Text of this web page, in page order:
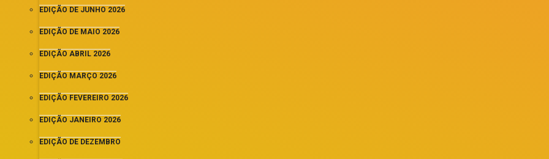
EDIÇÃO DE JUNHO 2026
EDIÇÃO DE MAIO 2026
EDIÇÃO ABRIL 2026
EDIÇÃO MARÇO 2026
EDIÇÃO FEVEREIRO 2026
EDIÇÃO JANEIRO 2026
EDIÇÃO DE DEZEMBRO